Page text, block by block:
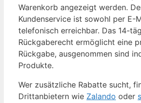
Warenkorb angezeigt werden.
Kundenservice ist sowohl per E-
telefonisch erreichbar. Das 14-
Rückgaberecht ermöglicht eine
Rückgabe, ausgenommen sind
Produkte.
Wer zusätzliche Rabatte sucht,
Drittanbietern wie Zalando oder